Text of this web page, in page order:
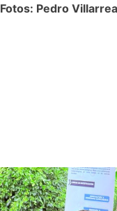
Fotos: Pedro